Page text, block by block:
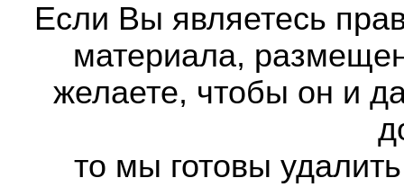
Если Вы являетесь
материала,
желаете, чтобы он и
то мы готовы